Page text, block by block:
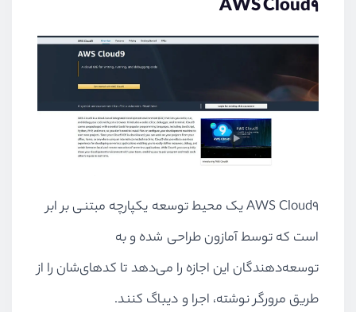
AWS Cloud9
AWS Cloud9 یک محیط توسعه یکپارچه مبتنی بر ابر
است که توسط آمازون طراحی شده و به
توسعه‌دهندگان این اجازه را می‌دهد تا کدهای‌شان را از
طریق مرورگر نوشته، اجرا و دیباگ کنند.